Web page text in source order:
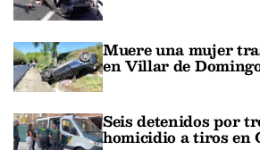
Muere una mujer
en Villar de
Seis detenidos por
homicidio a tiros en